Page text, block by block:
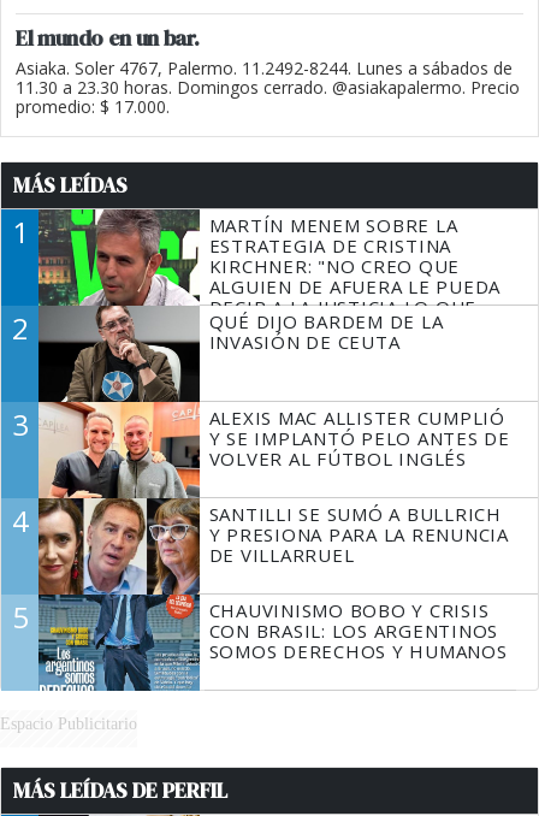
El mundo en un bar.
Asiaka. Soler 4767, Palermo. 11.2492-8244. Lunes a sábados de
11.30 a 23.30 horas. Domingos cerrado. @asiakapalermo. Precio
promedio: $ 17.000.
MÁS LEÍDAS
1
MARTÍN MENEM SOBRE LA
ESTRATEGIA DE CRISTINA
KIRCHNER: "NO CREO QUE
ALGUIEN DE AFUERA LE PUEDA
DECIR A LA JUSTICIA LO QUE
TIENE QUE HACER"
2
QUÉ DIJO BARDEM DE LA
INVASIÓN DE CEUTA
3
ALEXIS MAC ALLISTER CUMPLIÓ
Y SE IMPLANTÓ PELO ANTES DE
VOLVER AL FÚTBOL INGLÉS
4
SANTILLI SE SUMÓ A BULLRICH
Y PRESIONA PARA LA RENUNCIA
DE VILLARRUEL
5
CHAUVINISMO BOBO Y CRISIS
CON BRASIL: LOS ARGENTINOS
SOMOS DERECHOS Y HUMANOS
Espacio Publicitario
MÁS LEÍDAS DE PERFIL